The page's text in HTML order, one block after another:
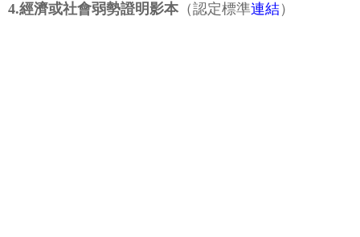
4.經濟或社會弱勢證明影本（認定標準連結）